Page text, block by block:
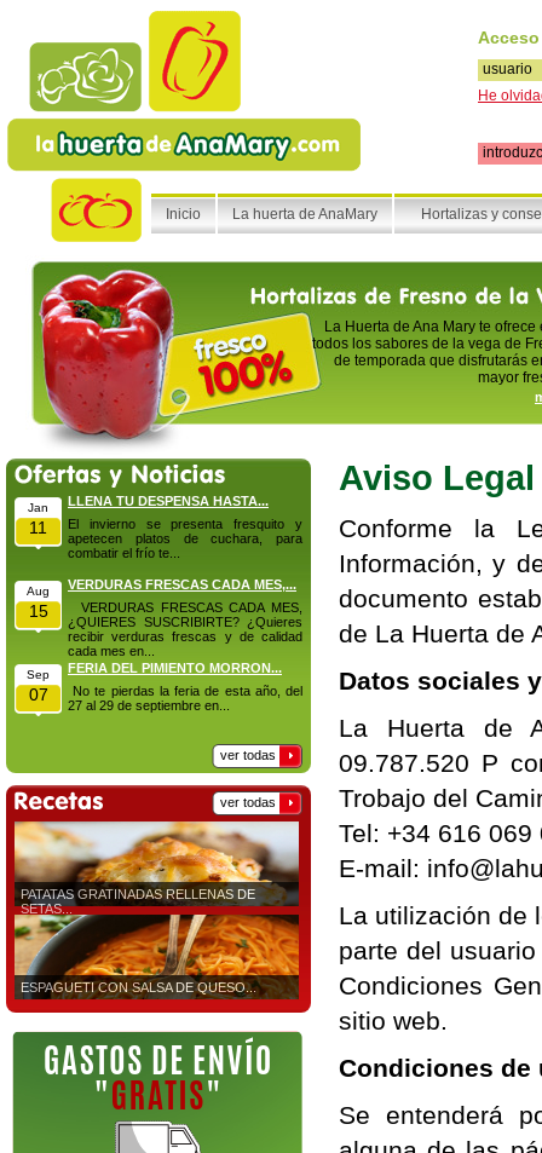
He
Inicio La huerta de AnaMary Hortalizas y
La Huerta de Ana Mary te
todos los sabores de la vega de
de temporada que disfrutarás
mayor
Jan
11
LLENA TU DESPENSA HASTA...
El invierno se presenta fresquito y
apetecen platos de cuchara, para
combatir el frío te...
Aug
15
VERDURAS FRESCAS CADA MES,...
VERDURAS FRESCAS CADA MES,
¿QUIERES SUSCRIBIRTE? ¿Quieres
recibir verduras frescas y de calidad
cada mes en...
Sep
07
FERIA DEL PIMIENTO MORRON...
No te pierdas la feria de esta año, del
27 al 29 de septiembre en...
ver todas
ver todas
PATATAS GRATINADAS RELLENAS DE
SETAS...
ESPAGUETI CON SALSA DE QUESO...
Aviso Legal
Conforme la
Información, y
documento
de La Huerta de
Datos sociales
La Huerta de
09.787.520 P
Trobajo del
Tel: +34 616 069
E-mail:
La utilización de
parte del
Condiciones
sitio web.
Condiciones de
Se entenderá